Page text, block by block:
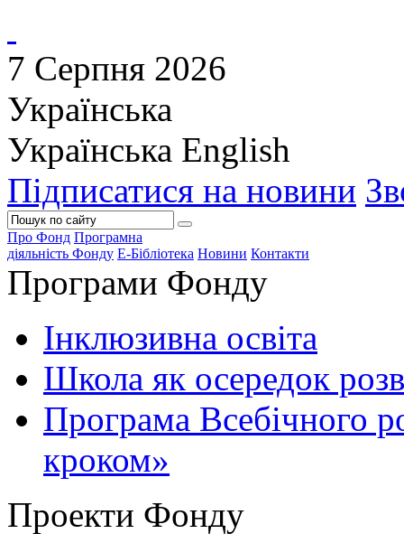
7 Серпня 2026
Українська
Українська English
Підписатися на новини
Про Фонд Програмна
діяльність Фонду Е-Бібліотека Новини Контакти
Програми Фонду
Інклюзивна освіта
Школа як осередок
Програма Всебічного
кроком»
Проекти Фонду